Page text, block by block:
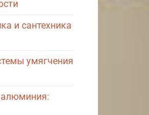
и сантехника
умягчения
алюминия: